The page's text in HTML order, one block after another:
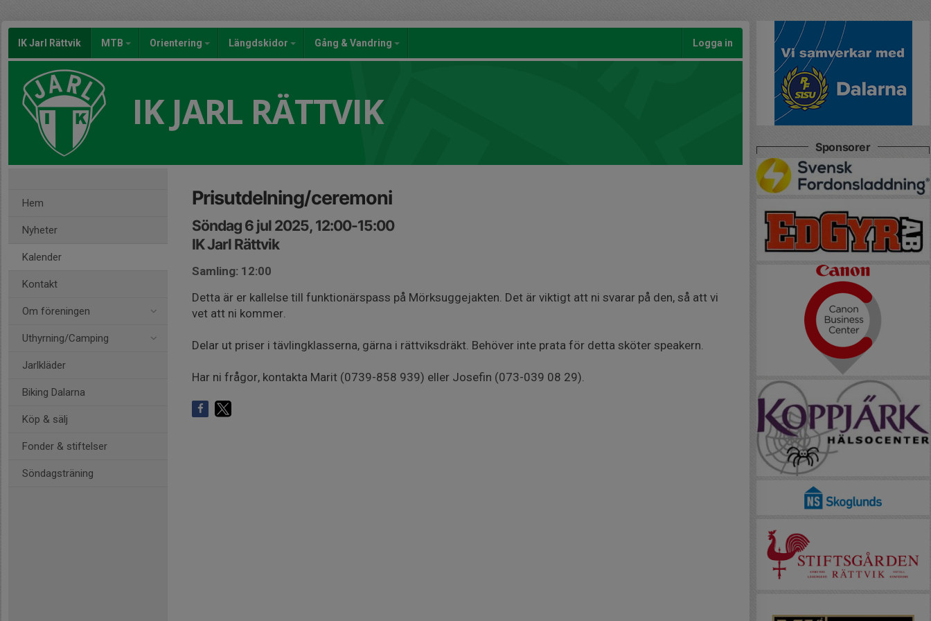
IK Jarl Rättvik MTB Orientering Längdskidor Gång & Vandring Logga in
IK JARL RÄTTVIK
Hem
Nyheter
Kalender
Kontakt
Om föreningen
Uthyrning/Camping
Jarlkläder
Biking Dalarna
Köp & sälj
Fonder & stiftelser
Söndagsträning
Prisutdelning/ceremoni
Söndag 6 jul 2025, 12:00-15:00
IK Jarl Rättvik
Samling: 12:00
Detta är er kallelse till funktionärspass på Mörksuggejakten. Det är viktigt att ni svarar på den, så att vi
vet att ni kommer.
Delar ut priser i tävlingklasserna, gärna i rättviksdräkt. Behöver inte prata för detta sköter speakern.
Har ni frågor, kontakta Marit (0739-858 939) eller Josefin (073-039 08 29).
Sponsorer